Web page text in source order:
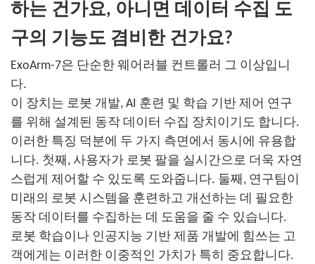
하는 건가요, 아니면 데이터 수집 도
구의 기능도 겸비한 건가요?
ExoArm-7은 단순한 웨어러블 컨트롤러 그 이상입니
다.
이 장치는 로봇 개발, AI 훈련 및 학습 기반 제어 연구
를 위해 설계된 동작 데이터 수집 장치이기도 합니다.
이러한 특징 덕분에 두 가지 측면에서 동시에 유용합
니다. 첫째, 사용자가 로봇 팔을 실시간으로 더욱 자연
스럽게 제어할 수 있도록 도와줍니다. 둘째, 연구팀이
미래의 로봇 시스템을 훈련하고 개선하는 데 필요한
동작 데이터를 수집하는 데 도움을 줄 수 있습니다.
로봇 학습이나 인공지능 기반 제품 개발에 힘쓰는 고
객에게는 이러한 이중적인 가치가 특히 중요합니다.